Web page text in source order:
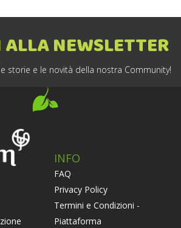
NEWSLETTER
storie e le novità della nostra Community!
INFO
FAQ
Privacy Policy
Termini e Condizioni -
Piattaforma